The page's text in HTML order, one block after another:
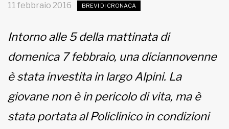
Inviateci le vostre segnalazioni
11 febbraio 2016 BREVI DI CRONACA
Intorno alle 5 della mattinata di
domenica 7 febbraio, una diciannovenne
è stata investita in largo Alpini. La
giovane non è in pericolo di vita, ma è
stata portata al Policlinico in condizioni